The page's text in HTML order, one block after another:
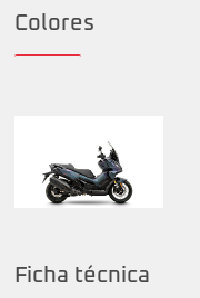
Colores
Ficha técnica